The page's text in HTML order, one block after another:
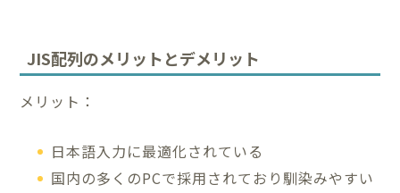
JIS配列のメリットとデメリット
メリット：
日本語入力に最適化されている
国内の多くのPCで採用されており馴染みやすい